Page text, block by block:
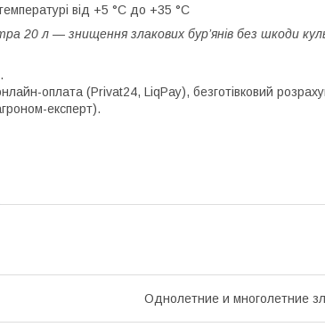
від +5 °C до +35 °C
20 л — знищення злакових бур’янів без шкоди
оплата (Privat24, LiqPay), безготівковий
експерт).
Однолетние и многолетние